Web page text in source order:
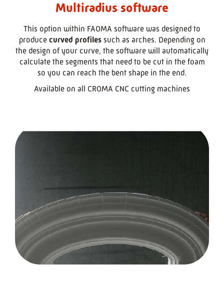
Multiradius software
This option within FAOMA software was designed to
produce curved profilessuch as arches. Depending on
the design of your curve, the software will automatically
calculate the segments that need to be cut in the foam
so you can reach the bent shape in the end.
Available on all CROMA CNC cutting machines